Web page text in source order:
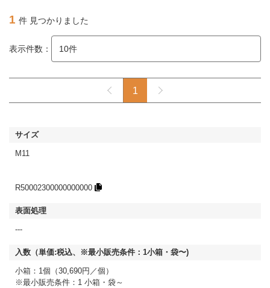
1 件 見つかりました
表示件数：
1
M11
R50002300000000000
---
小箱：1個（30,690円／個）
※最小販売条件：1 小箱・袋～